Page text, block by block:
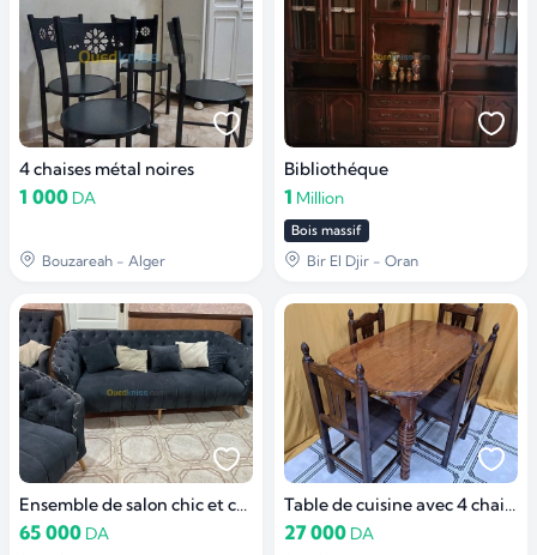
4 chaises métal noires
1 000 DA
Bouzareah - Alger
Bibliothéque
1 Million
Bois massif
Bir El Djir - Oran
Ensemble de salon chic et confortable
65 000 DA
Table de cuisine avec 4 chaises
27 000 DA